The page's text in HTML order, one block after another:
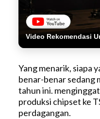
Video Rekomendasi
Yang menarik, siapa
benar-benar sedang
tahun ini.
produksi chipset ke
perdagangan.